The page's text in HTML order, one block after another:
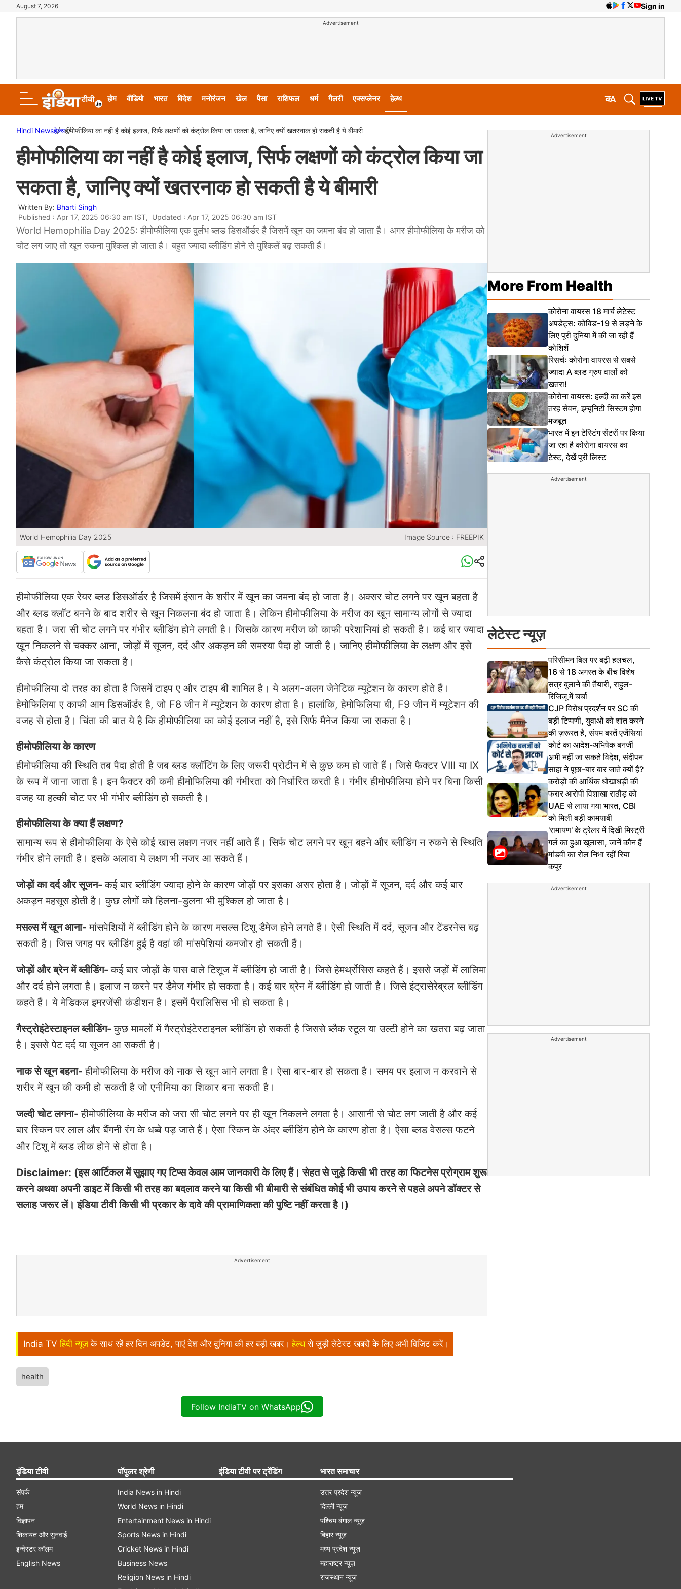
August 7, 2026 Sign in
Advertisement
होम वीडियो भारत विदेश मनोरंजन खेल पैसा राशिफल धर्म गैलरी एक्सप्लेनर हेल्थ A
क
Hindi Newsहेल्थहीमोफीलिया का नहीं है कोई इलाज, सिर्फ लक्षणों को कंट्रोल किया जा सकता है, जानिए क्यों खतरनाक हो सकती है ये बीमारी
हीमोफीलिया का नहीं है कोई इलाज, सिर्फ लक्षणों को कंट्रोल किया जा
सकता है, जानिए क्यों खतरनाक हो सकती है ये बीमारी
Written By: Bharti Singh
Published : Apr 17, 2025 06:30 am IST, Updated : Apr 17, 2025 06:30 am IST
World Hemophilia Day 2025: हीमोफीलिया एक दुर्लभ ब्लड डिसऑर्डर है जिसमें खून का जमना बंद हो जाता है। अगर हीमोफीलिया के मरीज को
चोट लग जाए तो खून रुकना मुश्किल हो जाता है। बहुत ज्यादा ब्लीडिंग होने से मुश्किलें बढ़ सकती हैं।
World Hemophilia Day 2025 Image Source : FREEPIK
हीमोफीलिया एक रेयर ब्लड डिसऑर्डर है जिसमें इंसान के शरीर में खून का जमना बंद हो जाता है। अक्सर चोट लगने पर खून बहता है
और ब्लड क्लॉट बनने के बाद शरीर से खून निकलना बंद हो जाता है। लेकिन हीमोफीलिया के मरीज का खून सामान्य लोगों से ज्यादा
बहता है। जरा सी चोट लगने पर गंभीर ब्लीडिंग होने लगती है। जिसके कारण मरीज को काफी परेशानियां हो सकती है। कई बार ज्यादा
खून निकलने से चक्कर आना, जोड़ों में सूजन, दर्द और अकड़न की समस्या पैदा हो जाती है। जानिए हीमोफीलिया के लक्षण और इसे
कैसे कंट्रोल किया जा सकता है।
हीमोफीलिया दो तरह का होता है जिसमें टाइप ए और टाइप बी शामिल है। ये अलग-अलग जेनेटिक म्यूटेशन के कारण होते हैं।
हेमोफिलिया ए काफी आम डिसऑर्डर है, जो F8 जीन में म्यूटेशन के कारण होता है। हालांकि, हेमोफिलिया बी, F9 जीन में म्यूटेशन की
वजह से होता है। चिंता की बात ये है कि हीमोफीलिया का कोई इलाज नहीं है, इसे सिर्फ मैनेज किया जा सकता है।
हीमोफीलिया के कारण
हीमोफीलिया की स्थिति तब पैदा होती है जब ब्लड क्लॉटिंग के लिए जरूरी प्रोटीन में से कुछ कम हो जाते हैं। जिसे फैक्टर VIII या IX
के रूप में जाना जाता है। इन फैक्टर की कमी हीमोफिलिया की गंभीरता को निर्धारित करती है। गंभीर हीमोफीलिया होने पर बिना किसी
वजह या हल्की चोट पर भी गंभीर ब्लीडिंग हो सकती है।
हीमोफीलिया के क्या हैं लक्षण?
सामान्य रूप से हीमोफीलिया के ऐसे कोई खास लक्षण नजर नहीं आते हैं। सिर्फ चोट लगने पर खून बहने और ब्लीडिंग न रुकने से स्थिति
गंभीर होने लगती है। इसके अलावा ये लक्षण भी नजर आ सकते हैं।
जोड़ों का दर्द और सूजन-कई बार ब्लीडिंग ज्यादा होने के कारण जोड़ों पर इसका असर होता है। जोड़ों में सूजन, दर्द और कई बार
अकड़न महसूस होती है। कुछ लोगों को हिलना-डुलना भी मुश्किल हो जाता है।
मसल्स में खून आना-मांसपेशियों में ब्लीडिंग होने के कारण मसल्स टिशू डैमेज होने लगते हैं। ऐसी स्थिति में दर्द, सूजन और टेंडरनेस बढ़
सकती है। जिस जगह पर ब्लीडिंग हुई है वहां की मांसपेशियां कमजोर हो सकती हैं।
जोड़ों और ब्रेन में ब्लीडिंग-कई बार जोड़ों के पास वाले टिशूज में ब्लीडिंग हो जाती है। जिसे हेमर्थ्रोसिस कहते हैं। इससे जड़ों में लालिमा
और दर्द होने लगता है। इलाज न करने पर डैमेज गंभीर हो सकता है। कई बार ब्रेन में ब्लीडिंग हो जाती है। जिसे इंट्रासेरेब्रल ब्लीडिंग
कहते हैं। ये मेडिकल इमरजेंसी कंडीशन है। इसमें पैरालिसिस भी हो सकता है।
गैस्ट्रोइंटेस्टाइनल ब्लीडिंग-कुछ मामलों में गैस्ट्रोइंटेस्टाइनल ब्लीडिंग हो सकती है जिससे ब्लैक स्टूल या उल्टी होने का खतरा बढ़ जाता
है। इससे पेट दर्द या सूजन आ सकती है।
नाक से खून बहना-हीमोफीलिया के मरीज को नाक से खून आने लगता है। ऐसा बार-बार हो सकता है। समय पर इलाज न करवाने से
शरीर में खून की कमी हो सकती है जो एनीमिया का शिकार बना सकती है।
जल्दी चोट लगना-हीमोफीलिया के मरीज को जरा सी चोट लगने पर ही खून निकलने लगता है। आसानी से चोट लग जाती है और कई
बार स्किन पर लाल और बैंगनी रंग के धब्बे पड़ जाते हैं। ऐसा स्किन के अंदर ब्लीडिंग होने के कारण होता है। ऐसा ब्लड वेसल्स फटने
और टिशू में ब्लड लीक होने से होता है।
Disclaimer: (इस आर्टिकल में सुझाए गए टिप्स केवल आम जानकारी के लिए हैं। सेहत से जुड़े किसी भी तरह का फिटनेस प्रोग्राम शुरू
करने अथवा अपनी डाइट में किसी भी तरह का बदलाव करने या किसी भी बीमारी से संबंधित कोई भी उपाय करने से पहले अपने डॉक्टर से
सलाह जरूर लें। इंडिया टीवी किसी भी प्रकार के दावे की प्रामाणिकता की पुष्टि नहीं करता है।)
Advertisement
India TV हिंदी न्यूज़ के साथ रहें हर दिन अपडेट, पाएं देश और दुनिया की हर बड़ी खबर। हेल्थसे जुड़ी लेटेस्ट खबरों के लिए अभी विज़िट करें।
health
Follow IndiaTV on WhatsApp
Advertisement
More From Health
कोरोना वायरस 18 मार्च लेटेस्ट
अपडेट्स: कोविड-19 से लड़ने के
लिए पूरी दुनिया में की जा रही हैं
कोशिशें
रिसर्चः कोरोना वायरस से सबसे
ज्यादा A ब्लड ग्रुप वालों को
खतरा!
कोरोना वायरस: हल्दी का करें इस
तरह सेवन, इम्यूनिटी सिस्टम होगा
मजबूत
भारत में इन टेस्टिंग सेंटरों पर किया
जा रहा है कोरोना वायरस का
टेस्ट, देखें पूरी लिस्ट
Advertisement
लेटेस्ट न्यूज़
परिसीमन बिल पर बढ़ी हलचल,
16 से 18 अगस्त के बीच विशेष
सत्र बुलाने की तैयारी, राहुल-
रिजिजू में चर्चा
CJP विरोध प्रदर्शन पर SC की
बड़ी टिप्पणी, युवाओं को शांत करने
की ज़रूरत है, संयम बरतें एजेंसियां
कोर्ट का आदेश-अभिषेक बनर्जी
अभी नहीं जा सकते विदेश, संदीपन
साहा ने पूछा-बार बार जाते क्यों हैं?
करोड़ों की आर्थिक धोखाधड़ी की
फरार आरोपी विशाखा राठौड़ को
UAE से लाया गया भारत, CBI
को मिली बड़ी कामयाबी
'रामायण' के ट्रेलर में दिखी मिस्ट्री
गर्ल का हुआ खुलासा, जानें कौन हैं
मांडवी का रोल निभा रहीं रिया
कपूर
Advertisement
Advertisement
इंडिया टीवी
संपर्क
हम
विज्ञापन
शिकायत और सुनवाई
इन्वेस्टर कॉलम
English News
पॉपुलर श्रेणी
India News in Hindi
World News in Hindi
Entertainment News in Hindi
Sports News in Hindi
Cricket News in Hindi
Business News
Religion News in Hindi
इंडिया टीवी पर ट्रेंडिंग भारत समाचार
उत्तर प्रदेश न्यूज़
दिल्ली न्यूज़
पश्चिम बंगाल न्यूज़
बिहार न्यूज़
मध्य प्रदेश न्यूज़
महाराष्ट्र न्यूज़
राजस्थान न्यूज़